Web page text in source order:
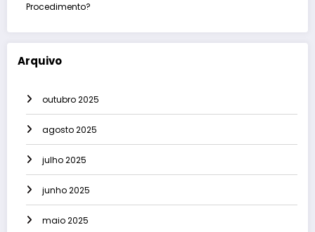
Procedimento?
Arquivo
outubro 2025
agosto 2025
julho 2025
junho 2025
maio 2025